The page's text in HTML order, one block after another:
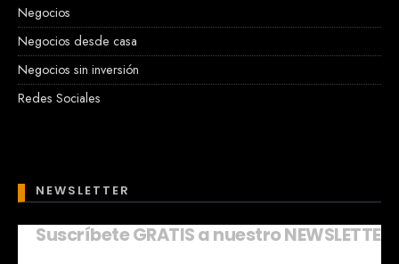
Negocios
Negocios desde casa
Negocios sin inversión
Redes Sociales
NEWSLETTER
Suscríbete GRATIS a nuestro NEWSLETTER